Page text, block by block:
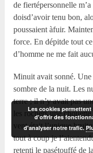
de fiertépersonnelle
doisd’avoir tenu bon,
poussaient àfuir.
force. En dépitde tout
d’homme ne me fait
Minuit avait sonné. Une
sombre de la nuit. Les
terre ; il n’y avait pas
les rochers une
vent était l’unique
tout à coup je
retenti le pasétouffé de
Les cookies
d'offrir des
d'analyser notre trafic.